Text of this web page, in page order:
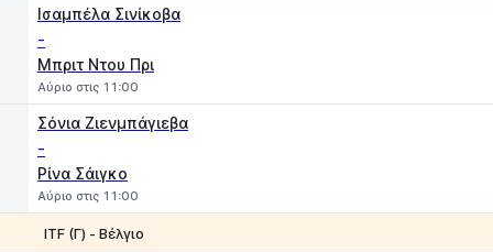
Iσαμπέλα Σινίκοβα
-
Μπριτ Ντου Πρι
Αύριο στις 11:00
Σόνια Ζιενμπάγιεβα
-
Ρίνα Σάιγκο
Αύριο στις 11:00
ITF (Γ) - Βέλγιο